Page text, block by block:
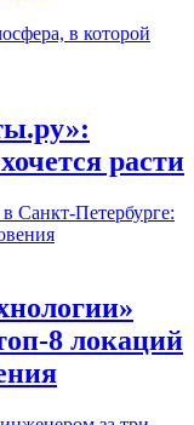
расти
8 локаций